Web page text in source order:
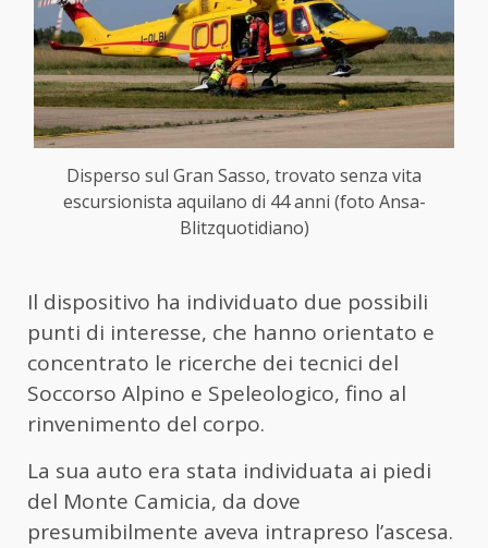
Disperso sul Gran Sasso, trovato senza vita
escursionista aquilano di 44 anni (foto Ansa-
Blitzquotidiano)
Il dispositivo ha individuato due possibili
punti di interesse, che hanno orientato e
concentrato le ricerche dei tecnici del
Soccorso Alpino e Speleologico, fino al
rinvenimento del corpo.
La sua auto era stata individuata ai piedi
del Monte Camicia, da dove
presumibilmente aveva intrapreso l’ascesa.